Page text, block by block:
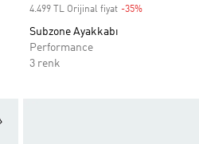
4.499 TL Orijinal fiyat -35%
Subzone Ayakkabı
Performance
3 renk